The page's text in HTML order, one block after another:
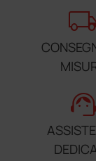
support_agent